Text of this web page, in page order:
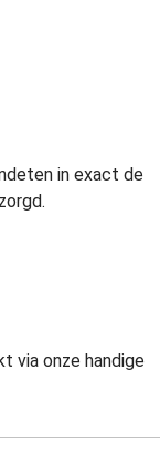
in exact de
via onze handige